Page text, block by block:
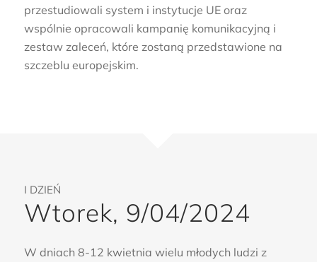
przestudiowali system i instytucje UE oraz
wspólnie opracowali kampanię komunikacyjną i
zestaw zaleceń, które zostaną przedstawione na
szczeblu europejskim.
I DZIEŃ
Wtorek, 9/04/2024
W dniach 8-12 kwietnia wielu młodych ludzi z